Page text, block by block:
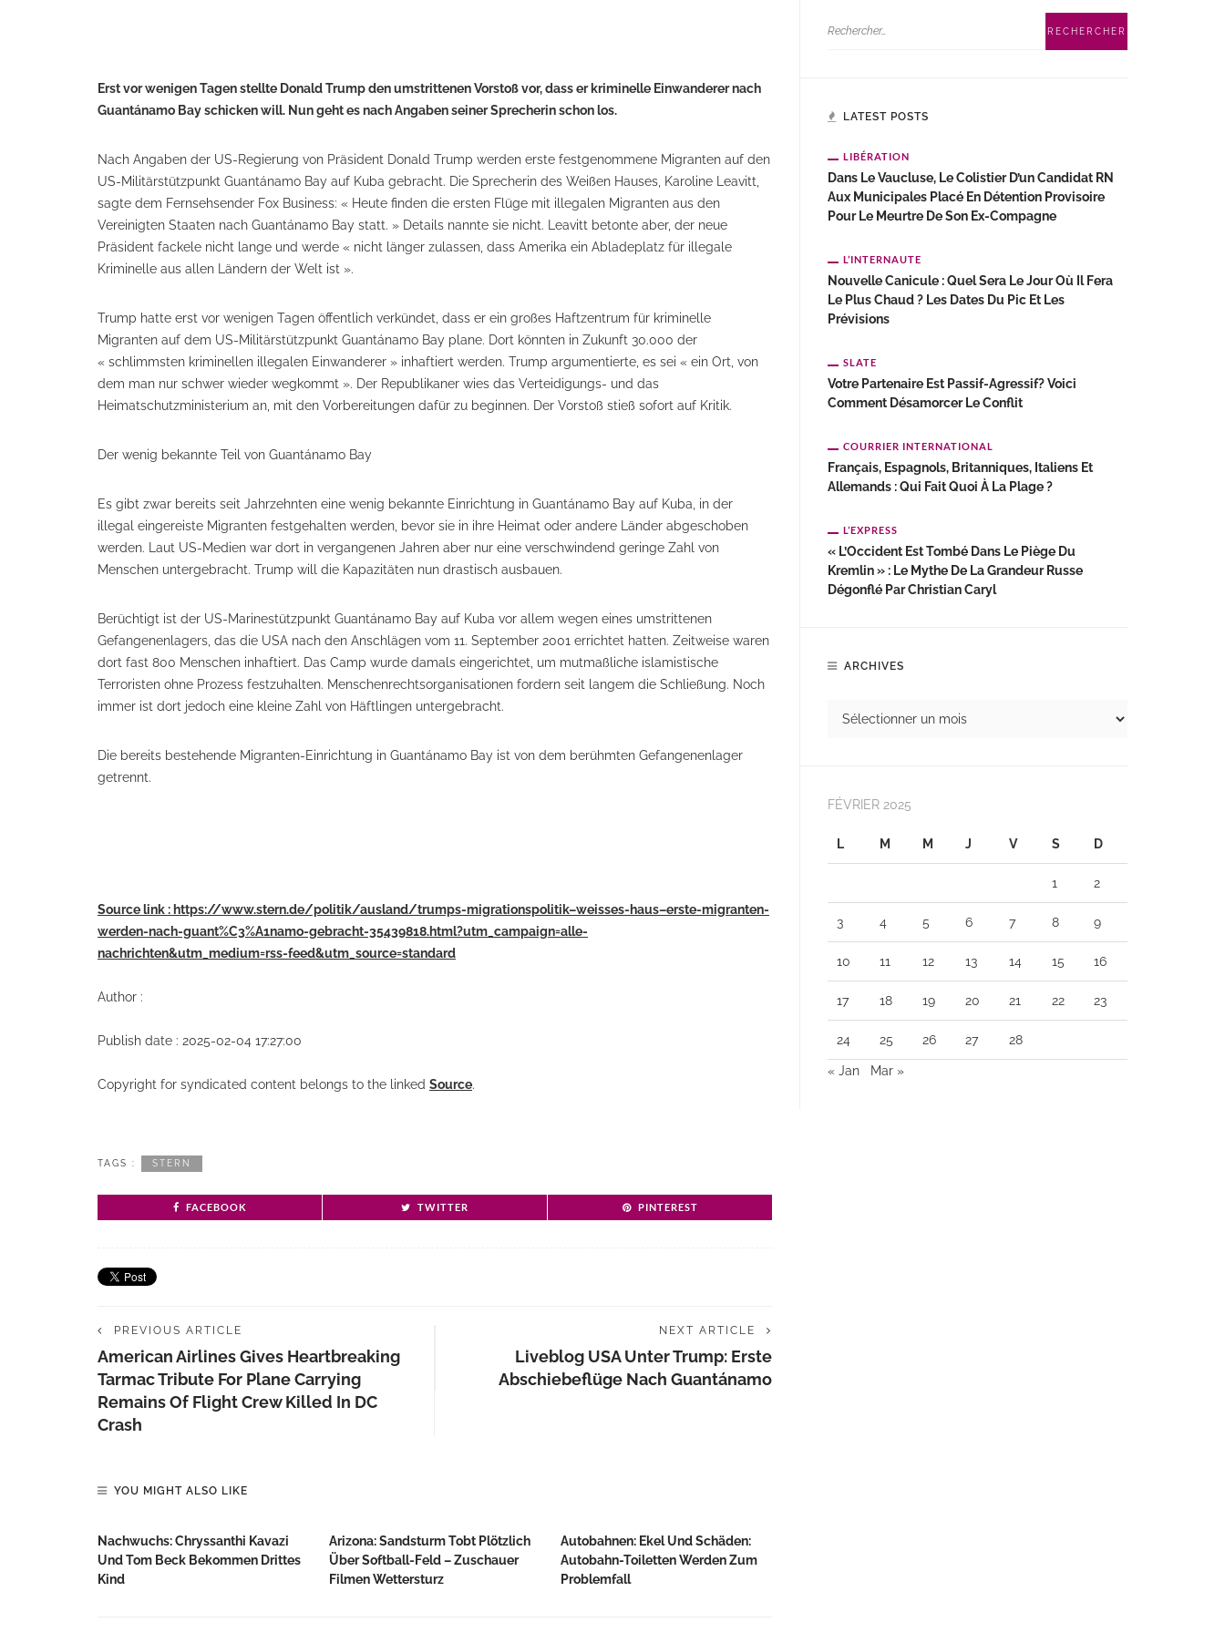
Erst vor wenigen Tagen stellte Donald Trump den umstrittenen Vorstoß vor, dass er kriminelle Einwanderer nach
Guantánamo Bay schicken will. Nun geht es nach Angaben seiner Sprecherin schon los.
Nach Angaben der US-Regierung von Präsident Donald Trump werden erste festgenommene Migranten auf den
US-Militärstützpunkt Guantánamo Bay auf Kuba gebracht. Die Sprecherin des Weißen Hauses, Karoline Leavitt,
sagte dem Fernsehsender Fox Business: « Heute finden die ersten Flüge mit illegalen Migranten aus den
Vereinigten Staaten nach Guantánamo Bay statt. » Details nannte sie nicht. Leavitt betonte aber, der neue
Präsident fackele nicht lange und werde « nicht länger zulassen, dass Amerika ein Abladeplatz für illegale
Kriminelle aus allen Ländern der Welt ist ».
Trump hatte erst vor wenigen Tagen öffentlich verkündet, dass er ein großes Haftzentrum für kriminelle
Migranten auf dem US-Militärstützpunkt Guantánamo Bay plane. Dort könnten in Zukunft 30.000 der
« schlimmsten kriminellen illegalen Einwanderer » inhaftiert werden. Trump argumentierte, es sei « ein Ort, von
dem man nur schwer wieder wegkommt ». Der Republikaner wies das Verteidigungs- und das
Heimatschutzministerium an, mit den Vorbereitungen dafür zu beginnen. Der Vorstoß stieß sofort auf Kritik.
Der wenig bekannte Teil von Guantánamo Bay
Es gibt zwar bereits seit Jahrzehnten eine wenig bekannte Einrichtung in Guantánamo Bay auf Kuba, in der
illegal eingereiste Migranten festgehalten werden, bevor sie in ihre Heimat oder andere Länder abgeschoben
werden. Laut US-Medien war dort in vergangenen Jahren aber nur eine verschwindend geringe Zahl von
Menschen untergebracht. Trump will die Kapazitäten nun drastisch ausbauen.
Berüchtigt ist der US-Marinestützpunkt Guantánamo Bay auf Kuba vor allem wegen eines umstrittenen
Gefangenenlagers, das die USA nach den Anschlägen vom 11. September 2001 errichtet hatten. Zeitweise waren
dort fast 800 Menschen inhaftiert. Das Camp wurde damals eingerichtet, um mutmaßliche islamistische
Terroristen ohne Prozess festzuhalten. Menschenrechtsorganisationen fordern seit langem die Schließung. Noch
immer ist dort jedoch eine kleine Zahl von Häftlingen untergebracht.
Die bereits bestehende Migranten-Einrichtung in Guantánamo Bay ist von dem berühmten Gefangenenlager
getrennt.
Source link : https://www.stern.de/politik/ausland/trumps-migrationspolitik–weisses-haus–erste-migranten-
werden-nach-guant%C3%A1namo-gebracht-35439818.html?utm_campaign=alle-
nachrichten&utm_medium=rss-feed&utm_source=standard
Author :
Publish date : 2025-02-04 17:27:00
Copyright for syndicated content belongs to the linked Source.
TAGS : STERN
FACEBOOK TWITTER PINTEREST
PREVIOUS ARTICLE
American Airlines Gives Heartbreaking
Tarmac Tribute For Plane Carrying
Remains Of Flight Crew Killed In DC
Crash
NEXT ARTICLE
Liveblog USA Unter Trump: Erste
Abschiebeflüge Nach Guantánamo
YOU MIGHT ALSO LIKE
Nachwuchs: Chryssanthi Kavazi
Und Tom Beck Bekommen Drittes
Kind
Arizona: Sandsturm Tobt Plötzlich
Über Softball-Feld – Zuschauer
Filmen Wettersturz
Autobahnen: Ekel Und Schäden:
Autobahn-Toiletten Werden Zum
Problemfall
LATEST POSTS
LIBÉRATION
Dans Le Vaucluse, Le Colistier D’un Candidat RN
Aux Municipales Placé En Détention Provisoire
Pour Le Meurtre De Son Ex-Compagne
L’INTERNAUTE
Nouvelle Canicule : Quel Sera Le Jour Où Il Fera
Le Plus Chaud ? Les Dates Du Pic Et Les
Prévisions
SLATE
Votre Partenaire Est Passif-Agressif? Voici
Comment Désamorcer Le Conflit
COURRIER INTERNATIONAL
Français, Espagnols, Britanniques, Italiens Et
Allemands : Qui Fait Quoi À La Plage ?
L’EXPRESS
« L’Occident Est Tombé Dans Le Piège Du
Kremlin » : Le Mythe De La Grandeur Russe
Dégonflé Par Christian Caryl
ARCHIVES
FÉVRIER 2025
L M M J V S D
1 2
3 4 5 6 7 8 9
10 11 12 13 14 15 16
17 18 19 20 21 22 23
24 25 26 27 28
« Jan Mar »